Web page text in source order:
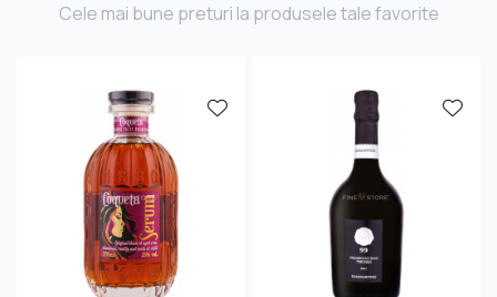
Cele mai bune preturi la produsele tale favorite